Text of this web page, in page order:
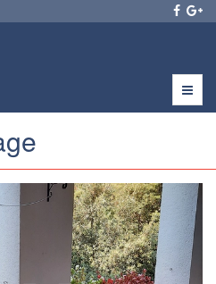
Menu